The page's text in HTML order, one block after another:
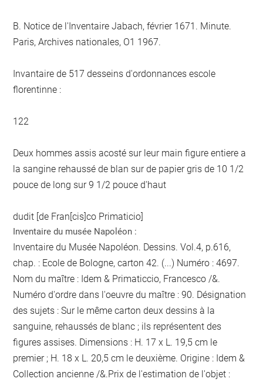
B. Notice de l'Inventaire Jabach, février 1671. Minute.
Paris, Archives nationales, O1 1967.
Invantaire de 517 desseins d'ordonnances escole
florentinne :
122
Deux hommes assis acosté sur leur main figure entiere a
la sangine rehaussé de blan sur de papier gris de 10 1/2
pouce de long sur 9 1/2 pouce d'haut
dudit [de Fran[cis]co Primaticio]
Inventaire du musée Napoléon :
Inventaire du Musée Napoléon. Dessins. Vol.4, p.616,
chap. : Ecole de Bologne, carton 42. (...) Numéro : 4697.
Nom du maître : Idem & Primaticcio, Francesco /&.
Numéro d'ordre dans l'oeuvre du maître : 90. Désignation
des sujets : Sur le même carton deux dessins à la
sanguine, rehaussés de blanc ; ils représentent des
figures assises. Dimensions : H. 17 x L. 19,5 cm le
premier; H. 18 x L. 20,5 cm le deuxième. Origine : Idem &
Collection ancienne /&.Prix de l'estimation de l'objet :